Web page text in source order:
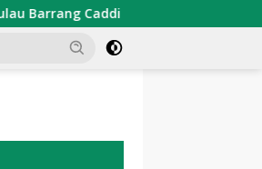
PDKT Danau Tempe :